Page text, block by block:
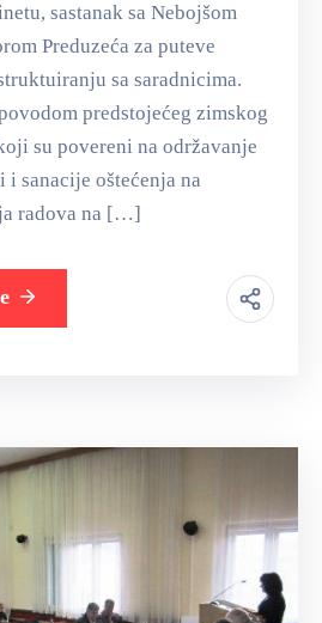
sastanak sa Nebojšom
Preduzeća za puteve
sa saradnicima.
predstojećeg zimskog
su povereni na održavanje
i sanacije oštećenja na
radova na […]